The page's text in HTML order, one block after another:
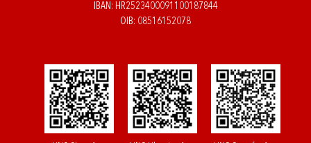
IBAN: HR2523400091100187844
OIB: 08516152078